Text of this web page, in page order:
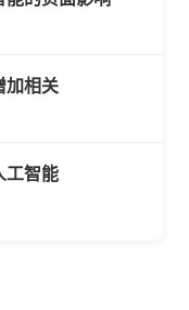
加相关
工智能